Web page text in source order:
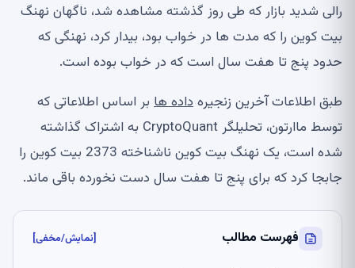
رالی شدید بازار که طی روز گذشته مشاهده شد، ناگهان نهنگ
بیت کوین را که مدت ها در خواب بود، بیدار کرد، نهنگی که
حدود پنج تا هفت سال است که در خواب بوده است.
طبق اطلاعات آخرین زنجیرهداده ها بر اساس اطلاعاتی که
توسط ماارتون، تحلیلگر CryptoQuant به اشتراک گذاشته
شده است، یک نهنگ بیت کوین ناشناخته 2373 بیت کوین را
جابجا کرد که برای پنج تا هفت سال دست نخورده باقی ماند.
فهرست مطالب [نمایش/مخفی]